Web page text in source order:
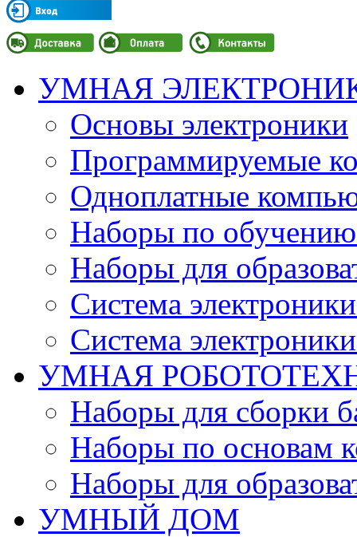
УМНАЯ
Основы электроники
Программируемые
Одноплатные
Наборы по
Наборы для
Система
Система
УМНАЯ
Наборы для сборки
Наборы по основам
Наборы для
УМНЫЙ ДОМ